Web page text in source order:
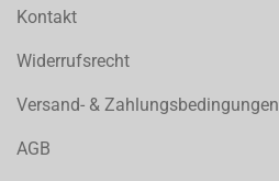
Kontakt
Widerrufsrecht
Versand- & Zahlungsbedingungen
AGB